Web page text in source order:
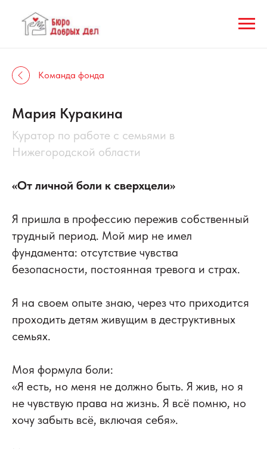
Команда фонда
Мария Куракина
Куратор по работе с семьями в
Нижегородской области
«От личной боли к сверхцели»
Я пришла в профессию пережив собственный
трудный период. Мой мир не имел
фундамента: отсутствие чувства
безопасности, постоянная тревога и страх.
Я на своем опыте знаю, через что приходится
проходить детям живущим в деструктивных
семьях.
Моя формула боли:
«Я есть, но меня не должно быть. Я жив, но я
не чувствую права на жизнь. Я всё помню, но
хочу забыть всё, включая себя».